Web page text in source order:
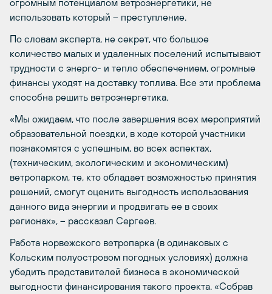
огромным потенциалом ветроэнергетики, не
использовать который – преступление.
По словам эксперта, не секрет, что большое
количество малых и удаленных поселений испытывают
трудности с энерго- и тепло обеспечением, огромные
финансы уходят на доставку топлива. Все эти проблема
способна решить ветроэнергетика.
«Мы ожидаем, что после завершения всех мероприятий
образовательной поездки, в ходе которой участники
познакомятся с успешным, во всех аспектах,
(техническим, экологическим и экономическим)
ветропарком, те, кто обладает возможностью принятия
решений, смогут оценить выгодность использования
данного вида энергии и продвигать ее в своих
регионах», – рассказал Сергеев.
Работа норвежского ветропарка (в одинаковых с
Кольским полуостровом погодных условиях) должна
убедить представителей бизнеса в экономической
выгодности финансирования такого проекта. «Собрав